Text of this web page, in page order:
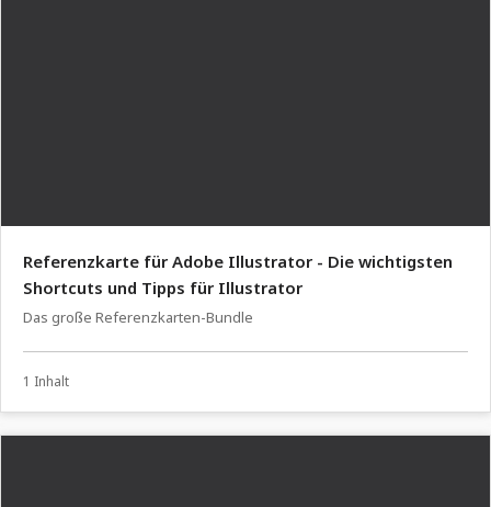
Referenzkarte für Adobe Illustrator - Die wichtigsten
Shortcuts und Tipps für Illustrator
Das große Referenzkarten-Bundle
1 Inhalt